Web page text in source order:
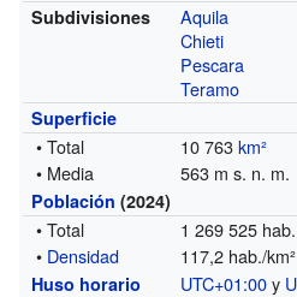
Subdivisiones
Aquila
Chieti
Pescara
Teramo
Superficie
• Total 10 763km²
• Media
563 m s. n. m.
Población (2024)
• Total
1 269 525 hab.
• Densidad 117,2 hab./km²
Huso horario UTC+01:00y